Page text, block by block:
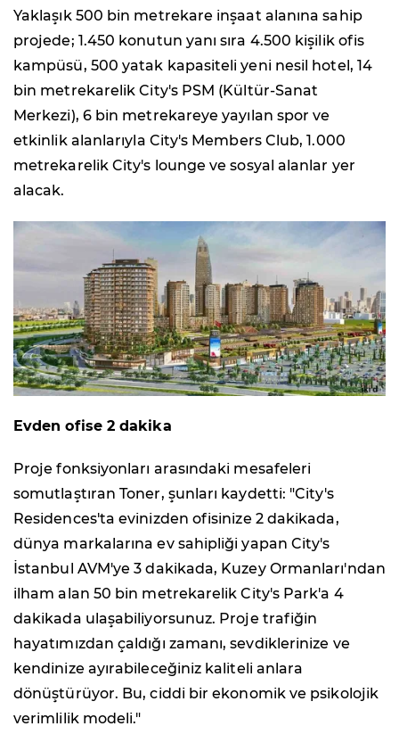
Yaklaşık 500 bin metrekare inşaat alanına sahip
projede; 1.450 konutun yanı sıra 4.500 kişilik ofis
kampüsü, 500 yatak kapasiteli yeni nesil hotel, 14
bin metrekarelik City's PSM (Kültür-Sanat
Merkezi), 6 bin metrekareye yayılan spor ve
etkinlik alanlarıyla City's Members Club, 1.000
metrekarelik City's lounge ve sosyal alanlar yer
alacak.
Evden ofise 2 dakika
Proje fonksiyonları arasındaki mesafeleri
somutlaştıran Toner, şunları kaydetti: "City's
Residences'ta evinizden ofisinize 2 dakikada,
dünya markalarına ev sahipliği yapan City's
İstanbul AVM'ye 3 dakikada, Kuzey Ormanları'ndan
ilham alan 50 bin metrekarelik City's Park'a 4
dakikada ulaşabiliyorsunuz. Proje trafiğin
hayatımızdan çaldığı zamanı, sevdiklerinize ve
kendinize ayırabileceğiniz kaliteli anlara
dönüştürüyor. Bu, ciddi bir ekonomik ve psikolojik
verimlilik modeli."